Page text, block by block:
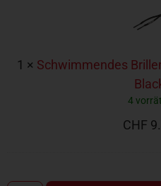
1 × Schwimmendes
4
CHF